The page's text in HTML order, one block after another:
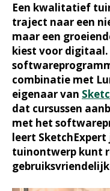
Een kwalitatief
traject naar een
maar een
kiest voor digitaal.
combinatie met
eigenaar van
dat cursussen
met het
leert
tuinontwerp kunt